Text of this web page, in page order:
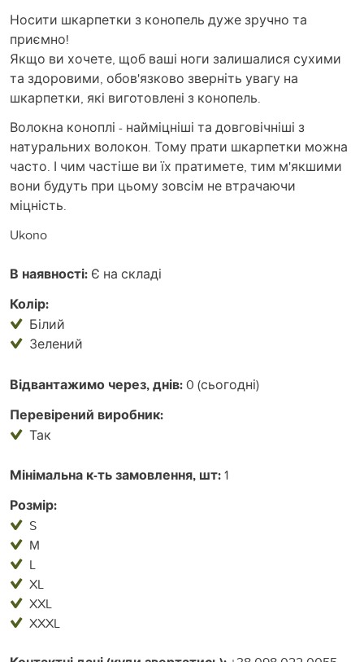
Носити шкарпетки з конопель дуже зручно та
приємно!
Якщо ви хочете, щоб ваші ноги залишалися сухими
та здоровими, обов'язково зверніть увагу на
шкарпетки, які виготовлені з конопель.
Волокна коноплі - найміцніші та довговічніші з
натуральних волокон. Тому прати шкарпетки можна
часто. І чим частіше ви їх пратимете, тим м'якшими
вони будуть при цьому зовсім не втрачаючи
міцність.
Ukono
В наявності: Є на складі
Колір:
Білий
Зелений
Відвантажимо через, днів:0 (сьогодні)
Перевірений виробник:
Так
Мінімальна к-ть замовлення, шт:1
Розмір:
S
M
L
XL
XXL
XXXL